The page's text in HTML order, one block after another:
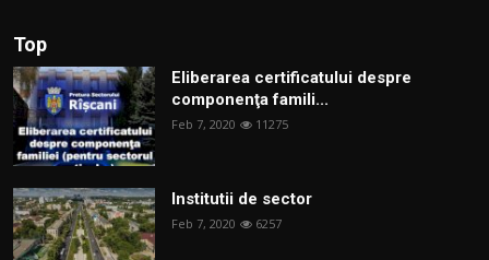
Top
Eliberarea certificatului despre
componenţa famili...
Feb 7, 2020 11275
Institutii de sector
Feb 7, 2020 6257